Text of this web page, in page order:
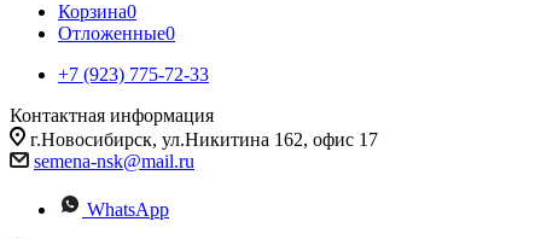
Корзина0
Отложенные0
+7 (923) 775-72-33
Контактная информация
г.Новосибирск, ул.Никитина 162, офис 17
semena-nsk@mail.ru
WhatsApp